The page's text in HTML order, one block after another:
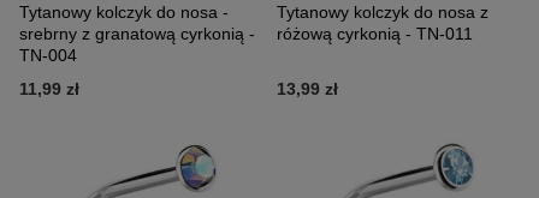
Tytanowy kolczyk do nosa -
srebrny z granatową cyrkonią -
TN-004
11,99 zł
Tytanowy kolczyk do nosa z
różową cyrkonią - TN-011
13,99 zł